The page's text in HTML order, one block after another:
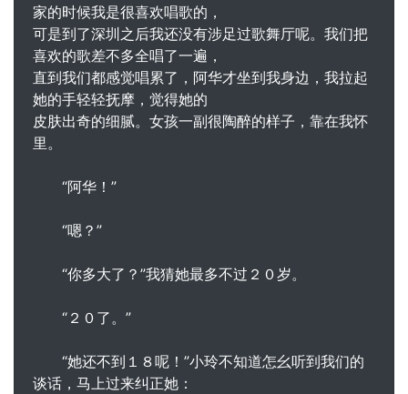
家的时候我是很喜欢唱歌的，
可是到了深圳之后我还没有涉足过歌舞厅呢。我们把
喜欢的歌差不多全唱了一遍，
直到我们都感觉唱累了，阿华才坐到我身边，我拉起
她的手轻轻抚摩，觉得她的
皮肤出奇的细腻。女孩一副很陶醉的样子，靠在我怀
里。
“阿华！”
“嗯？”
“你多大了？”我猜她最多不过２０岁。
“２０了。”
“她还不到１８呢！”小玲不知道怎幺听到我们的
谈话，马上过来纠正她：